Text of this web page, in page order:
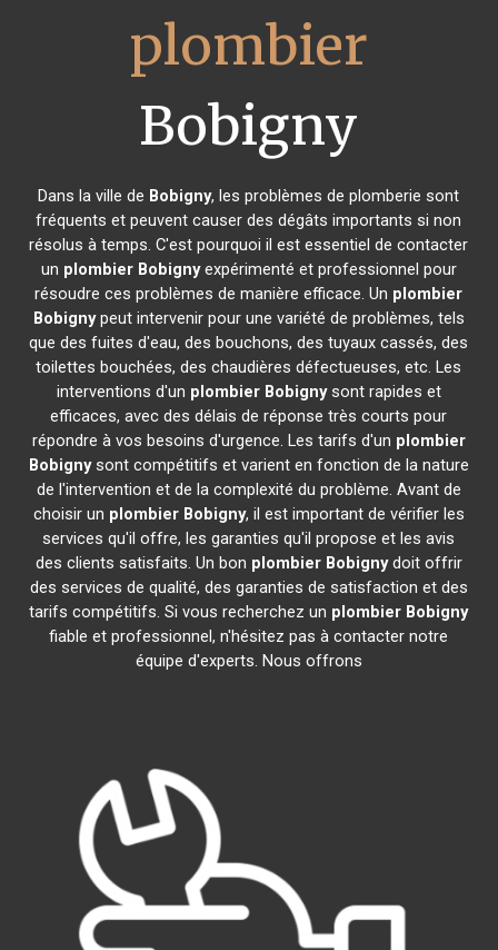
plombier
Bobigny
Dans la ville de Bobigny, les problèmes de plomberie sont
fréquents et peuvent causer des dégâts importants si non
résolus à temps. C'est pourquoi il est essentiel de contacter
un plombier Bobignyexpérimenté et professionnel pour
résoudre ces problèmes de manière efficace. Un plombier
Bobignypeut intervenir pour une variété de problèmes, tels
que des fuites d'eau, des bouchons, des tuyaux cassés, des
toilettes bouchées, des chaudières défectueuses, etc. Les
interventions d'un plombier Bobignysont rapides et
efficaces, avec des délais de réponse très courts pour
répondre à vos besoins d'urgence. Les tarifs d'un plombier
Bobignysont compétitifs et varient en fonction de la nature
de l'intervention et de la complexité du problème. Avant de
choisir un plombier Bobigny, il est important de vérifier les
services qu'il offre, les garanties qu'il propose et les avis
des clients satisfaits. Un bon plombier Bobignydoit offrir
des services de qualité, des garanties de satisfaction et des
tarifs compétitifs. Si vous recherchez un plombier Bobigny
fiable et professionnel, n'hésitez pas à contacter notre
équipe d'experts. Nous offrons